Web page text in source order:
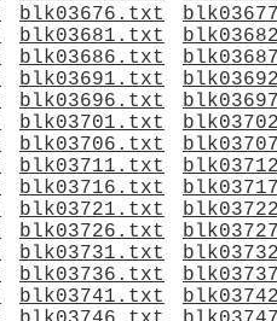
blk03676.txt
blk03681.txt
blk03686.txt
blk03691.txt
blk03696.txt
blk03701.txt
blk03706.txt
blk03711.txt
blk03716.txt
blk03721.txt
blk03726.txt
blk03731.txt
blk03736.txt
blk03741.txt